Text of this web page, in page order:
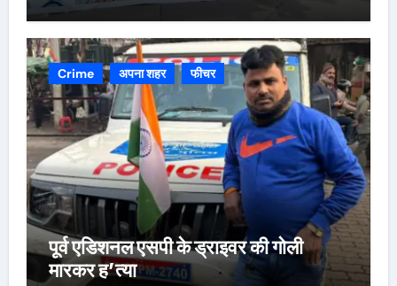
Crime अपना शहर फीचर
पूर्व एडिशनल एसपी के ड्राइवर की गोली
मारकर ह’त्या